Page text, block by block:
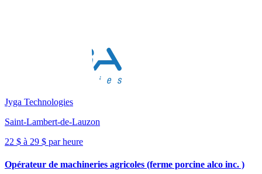
Jyga Technologies
Saint-Lambert-de-Lauzon
22 $ à 29 $ par heure
Opérateur de machineries agricoles (ferme porcine alco inc. )